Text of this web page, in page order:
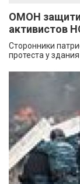
ОМОН
активистов
Сторонники
протеста у